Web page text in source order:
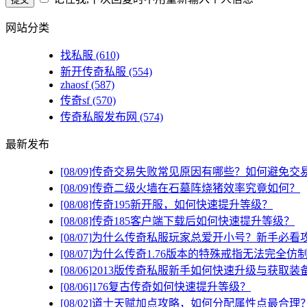
网站分类
找私服 (610)
新开传奇私服 (554)
zhaosf(587)
传奇sf(570)
传奇私服发布网 (574)
最新发布
[08/09]传奇交易失败常见原因有哪些？如何避免交
[08/09]传奇二级火墙在石墓阵烧猪效率究竟如何？
[08/08]传奇195新开服，如何快速提升等级？
[08/08]传奇185客户端下载后如何快速提升等级？
[08/07]为什么传奇私服玩家总爱开小号？新手必看
[08/07]为什么传奇1.76版本的特殊戒指无法完全仿制
[08/06]2013版传奇私服新手如何快速升级与获取装
[08/06]176复古传奇如何快速提升等级？
[08/02]道士天赋加点攻略，如何分配属性点最合理？